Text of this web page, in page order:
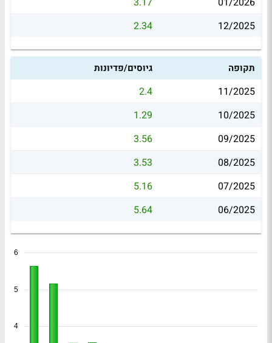
12/2025
2.34
תקופה גיוסים/פדיונות
11/2025
2.4
10/2025
1.29
09/2025
3.56
08/2025
3.53
07/2025
5.16
06/2025
5.64
4
5
6